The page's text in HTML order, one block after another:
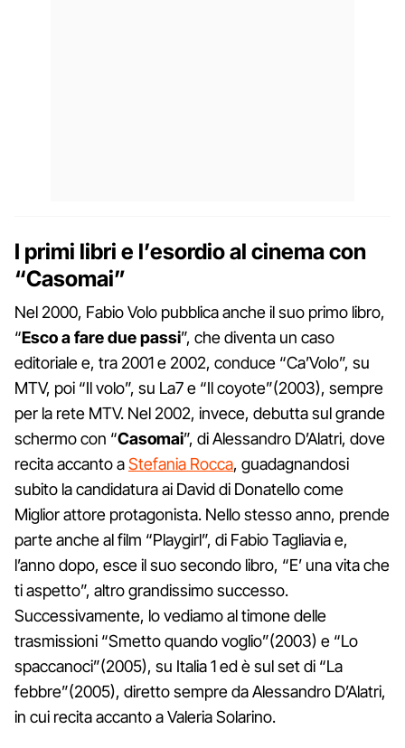
I primi libri e l’esordio al cinema con
“Casomai”
Nel 2000, Fabio Volo pubblica anche il suo primo libro,
“Esco a fare due passi”, che diventa un caso
editoriale e, tra 2001 e 2002, conduce “Ca’Volo”, su
MTV, poi “Il volo”, su La7 e “Il coyote”(2003), sempre
per la rete MTV. Nel 2002, invece, debutta sul grande
schermo con “Casomai”, di Alessandro D’Alatri, dove
recita accanto aStefania Rocca, guadagnandosi
subito la candidatura ai David di Donatello come
Miglior attore protagonista. Nello stesso anno, prende
parte anche al film “Playgirl”, di Fabio Tagliavia e,
l’anno dopo, esce il suo secondo libro, “E’ una vita che
ti aspetto”, altro grandissimo successo.
Successivamente, lo vediamo al timone delle
trasmissioni “Smetto quando voglio”(2003) e “Lo
spaccanoci”(2005), su Italia 1 ed è sul set di “La
febbre”(2005), diretto sempre da Alessandro D’Alatri,
in cui recita accanto a Valeria Solarino.